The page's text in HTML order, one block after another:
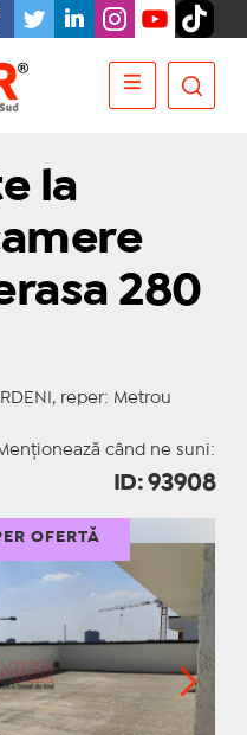
la
280
reper: Metrou
când ne suni:
ID: 93908
OFERTĂ